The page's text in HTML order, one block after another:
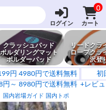
ログイン
0
カート
クラッシュパッド
ボルダリングマット
ボルダーパッド
リードクラ
ロープクラ
沢登
円 4980円で送料無料
円～ 8980円で送料無料
初
+レビ
国内岩場ガイド 国内トポ